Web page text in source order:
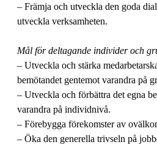
– Främja och utveckla den goda
utveckla verksamheten.
Mål för deltagande individer och
– Utveckla och stärka
bemötandet gentemot varandra på
– Utveckla och förbättra det egna
varandra på individnivå.
– Förebygga förekomster av
– Öka den generella trivseln på